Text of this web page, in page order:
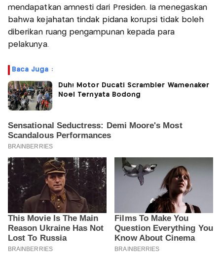
mendapatkan amnesti dari Presiden. Ia menegaskan
bahwa kejahatan tindak pidana korupsi tidak boleh
diberikan ruang pengampunan kepada para
pelakunya.
Baca Juga :
Duh! Motor Ducati Scrambler Wamenaker
Noel Ternyata Bodong